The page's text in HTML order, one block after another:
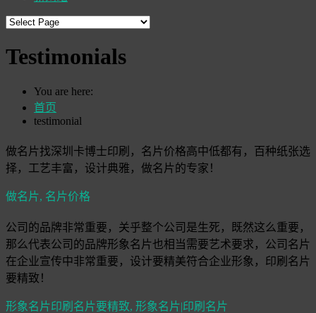
Testimonials
You are here:
首页
testimonial
做名片找深圳卡博士印刷，名片价格高中低都有，百种纸张选
择，工艺丰富，设计典雅，做名片的专家！
做名片, 名片价格
公司的品牌非常重要，关乎整个公司是生死，既然这么重要，
那么代表公司的品牌形象名片也相当需要艺术要求，公司名片
在企业宣传中非常重要，设计要精美符合企业形象，印刷名片
要精致！
形象名片印刷名片要精致, 形象名片|印刷名片